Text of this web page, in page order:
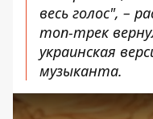
весь голос", –
топ-трек
украинская
музыканта.